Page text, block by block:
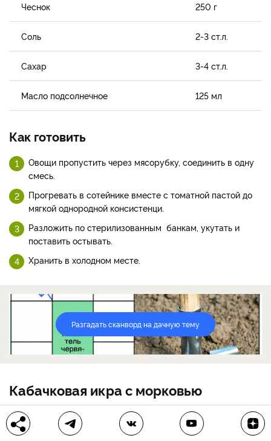
Чеснок 250 г
Соль 2-3 ст.л.
Сахар 3-4 ст.л.
Масло подсолнечное 125 мл
Как готовить
Овощи пропустить через мясорубку, соединить в одну
смесь.
Прогревать в сотейнике вместе с томатной пастой до
мягкой однородной консистенци.
Разложить по стерилизованным банкам, укутать и
поставить остывать.
Хранить в холодном месте.
Разгадать сканворд на дачную тему
Кабачковая икра с морковью
Этот рецепт без чеснока и острого перца. В нем нет масла,
уксуса, соли и сахара. Поэтому идеально подойдет для